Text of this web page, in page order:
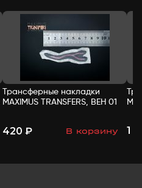
Трансферные накладки
MAXIMUS TRANSFERS, ВЕН 01
420 ₽ В корзину
- + 1